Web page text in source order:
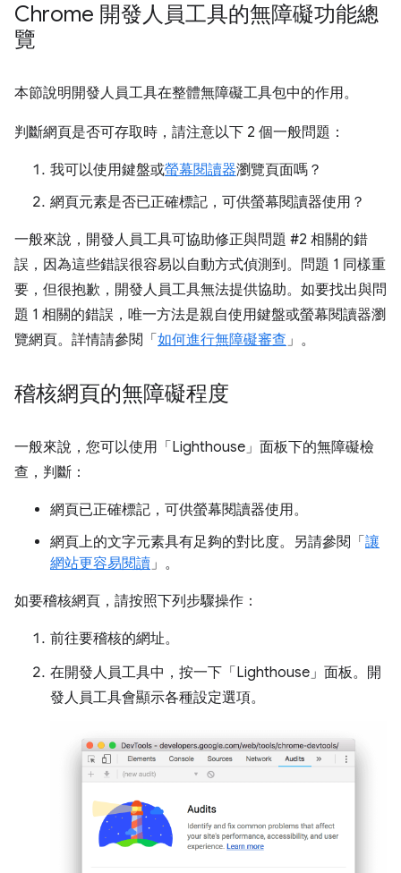
Chrome 開發人員工具的無障礙功能總
覽
本節說明開發人員工具在整體無障礙工具包中的作用。
判斷網頁是否可存取時，請注意以下 2 個一般問題：
我可以使用鍵盤或螢幕閱讀器瀏覽頁面嗎？
網頁元素是否已正確標記，可供螢幕閱讀器使用？
一般來說，開發人員工具可協助修正與問題 #2 相關的錯
誤，因為這些錯誤很容易以自動方式偵測到。問題 1 同樣重
要，但很抱歉，開發人員工具無法提供協助。如要找出與問
題 1 相關的錯誤，唯一方法是親自使用鍵盤或螢幕閱讀器瀏
覽網頁。詳情請參閱「 如何進行無障礙審查」。
稽核網頁的無障礙程度
一般來說，您可以使用「Lighthouse」 面板下的無障礙檢
查，判斷：
網頁已正確標記，可供螢幕閱讀器使用。
網頁上的文字元素具有足夠的對比度。另請參閱「 讓
網站更容易閱讀」。
如要稽核網頁，請按照下列步驟操作：
前往要稽核的網址。
在開發人員工具中，按一下「Lighthouse」 面板。開
發人員工具會顯示各種設定選項。